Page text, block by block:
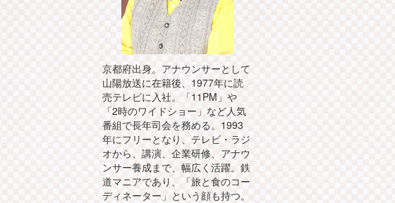
京都府出身。アナウンサーとして
山陽放送に在籍後、1977年に読
売テレビに入社。「11PM」や
「2時のワイドショー」など人気
番組で長年司会を務める。1993
年にフリーとなり、テレビ・ラジ
オから、講演、企業研修、アナウ
ンサー養成まで、幅広く活躍。鉄
道マニアであり、「旅と食のコー
ディネーター」という顔も持つ。